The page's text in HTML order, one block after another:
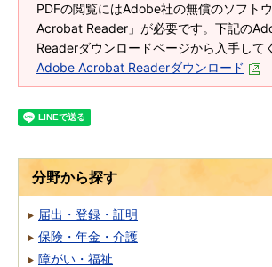
PDFの閲覧にはAdobe社の無償のソフト
Acrobat Reader」が必要です。下記の
Readerダウンロードページから入手して
Adobe Acrobat Readerダウンロード
分野から探す
届出・登録・証明
保険・年金・介護
障がい・福祉